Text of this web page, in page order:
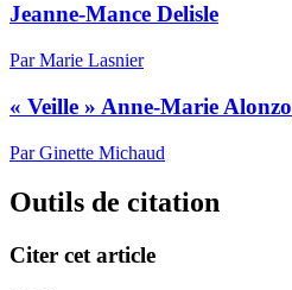
Jeanne-Mance Delisle
Par Marie Lasnier
« Veille » Anne-Marie Alonzo
Par Ginette Michaud
Outils de citation
Citer cet article